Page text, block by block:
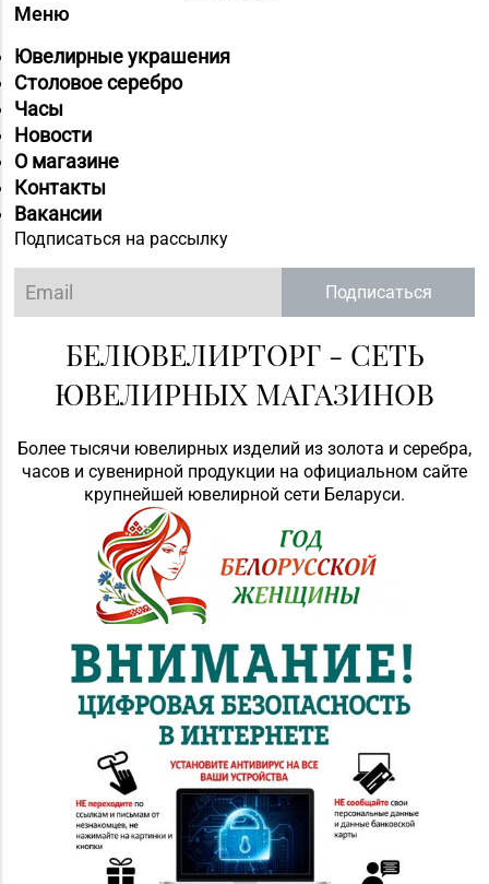
Меню
Ювелирные украшения
Столовое серебро
Часы
Новости
О магазине
Контакты
Вакансии
Подписаться на рассылку
Подписаться
БЕЛЮВЕЛИРТОРГ - СЕТЬ
ЮВЕЛИРНЫХ МАГАЗИНОВ
Более тысячи ювелирных изделий из золота и серебра,
часов и сувенирной продукции на официальном сайте
крупнейшей ювелирной сети Беларуси.